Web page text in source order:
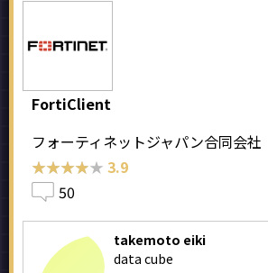
FortiClient
フォーティネットジャパン合同会社
★★★★★
★★★★★ 3.9
50
takemoto eiki
data cube